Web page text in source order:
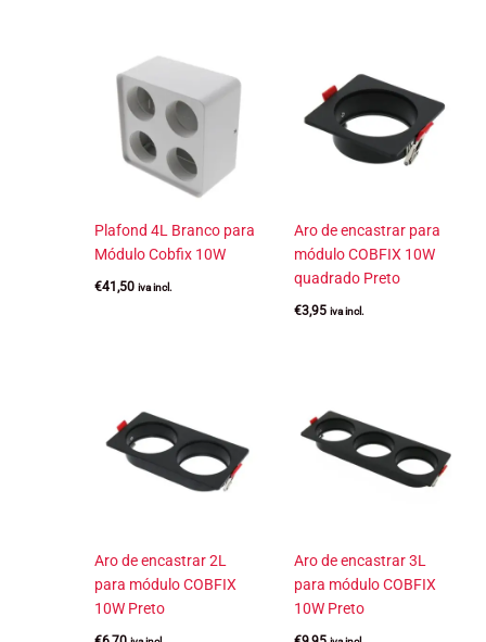
Plafond 4L Branco para
Módulo Cobfix 10W
€41,50 iva incl.
Aro de encastrar para
módulo COBFIX 10W
quadrado Preto
€3,95 iva incl.
Aro de encastrar 2L
para módulo COBFIX
10W Preto
Aro de encastrar 3L
para módulo COBFIX
10W Preto